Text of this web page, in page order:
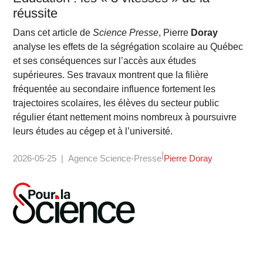
réussite
Dans cet article deScience Presse, Pierre Doray
analyse les effets de la ségrégation scolaire au Québec
et ses conséquences sur l’accès aux études
supérieures. Ses travaux montrent que la filière
fréquentée au secondaire influence fortement les
trajectoires scolaires, les élèves du secteur public
régulier étant nettement moins nombreux à poursuivre
leurs études au cégep et à l’université.
2026-05-25 Agence Science-Presse Pierre Doray